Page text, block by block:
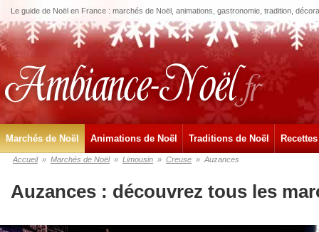
Le guide de Noël en France : marchés de Noël, animations, gastronomie, tradition,
Marchés de Noël Animations de Noël Traditions de Noël
Accueil » Marchés de Noël » Limousin » Creuse » Auzances
Auzances : découvrez tous les